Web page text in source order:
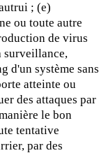
; (e)
ou toute autre
de virus
surveillance,
d'un système sans
atteinte ou
des attaques par
le bon
tentative
par des